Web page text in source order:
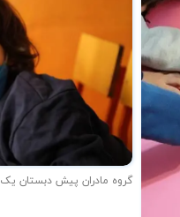
گروه مادران پیش دبستان یک